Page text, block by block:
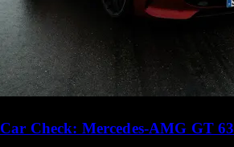
Car Check: Mercedes-AMG GT 63